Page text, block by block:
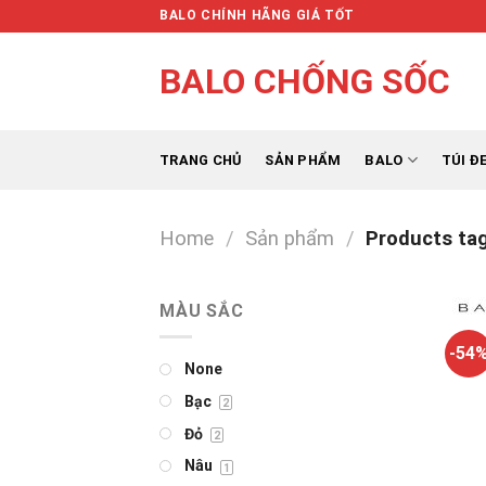
to
BALO CHÍNH HÃNG GIÁ TỐT
BALO CHỐNG SỐC
TRANG CHỦ SẢN PHẨM BALO TÚI
Home / Sản phẩm / Products
MÀU SẮC
None
Bạc
2
Đỏ 2
Nâu 1
-